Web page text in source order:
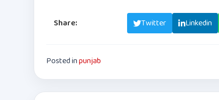
Share: Twitter Linkedin
Posted inpunjab